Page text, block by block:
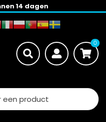
14 dagen
0